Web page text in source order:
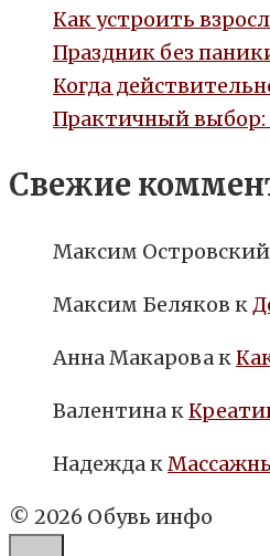
Как устроить
Праздник без
Когда
Практичный выбор:
Свежие
Максим Островский
Максим Беляков к
Анна Макарова к
Валентина к
Надежда к
© 2026 Обувь инфо